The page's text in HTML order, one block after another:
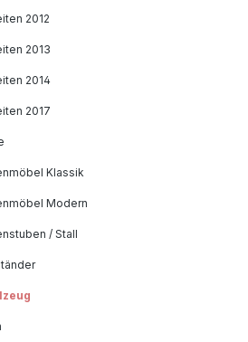
2012
2013
2014
2017
Klassik
Modern
/ Stall